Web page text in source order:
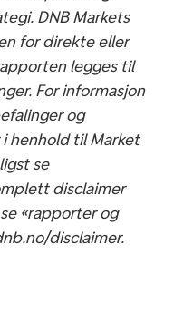
DNB Markets
for direkte eller
legges til
For informasjon
og
henhold til Market
se
disclaimer
«rapporter og
disclaimer.